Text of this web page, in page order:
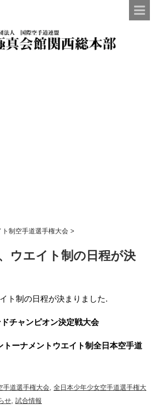
制空手道選手権大会 >
ウエイト制の日程が決
ト制の日程が決まりました.
チャンピオン決定戦大会
トーナメントウエイト制全日本空手道
手道選手権大会 全日本少年少女空手道選手権大
せ 試合情報